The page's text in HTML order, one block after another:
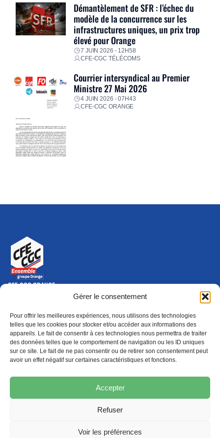
Gérer le consentement
Pour offrir les meilleures expériences, nous utilisons des technologies
telles que les cookies pour stocker et/ou accéder aux informations des
appareils. Le fait de consentir à ces technologies nous permettra de traiter
des données telles que le comportement de navigation ou les ID uniques
sur ce site. Le fait de ne pas consentir ou de retirer son consentement peut
avoir un effet négatif sur certaines caractéristiques et fonctions.
Accepter
Refuser
Voir les préférences
Démantèlement de SFR : l’échec du
modèle de la concurrence sur les
infrastructures uniques, un prix trop
élevé pour Orange
7 JUIN 2026 - 12H58
CFE-CGC TÉLÉCOMS
Courrier intersyndical au Premier
Ministre 27 Mai 2026
4 JUIN 2026 - 07H43
CFE-CGC ORANGE
CFE-CGC ORANGE
10-12 rue Saint Amand, 75015 Paris Cedex 15
Nous contacter
01 46 79 28 74
S'ABONNER(NOUVELLE FENÊTRE)
ADHÉRER
Épargne
(nouvelle fenêtre) Formation
(nouvelle fenêtre)
POLITIQUE DE COOKIES